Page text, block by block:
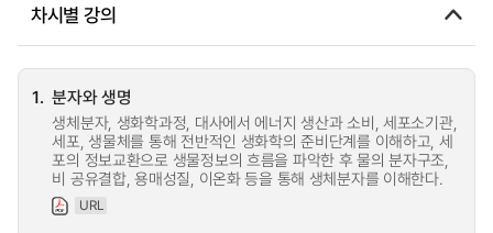
차시별 강의
1. 분자와 생명
생체분자, 생화학과정, 대사에서 에너지 생산과 소비, 세포소기관,
세포, 생물체를 통해 전반적인 생화학의 준비단계를 이해하고, 세
포의 정보교환으로 생물정보의 흐름을 파악한 후 물의 분자구조,
비 공유결합, 용매성질, 이온화 등을 통해 생체분자를 이해한다.
URL